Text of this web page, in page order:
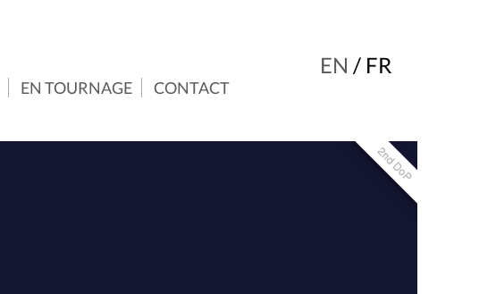
EN / FR
EN TOURNAGE
CONTACT